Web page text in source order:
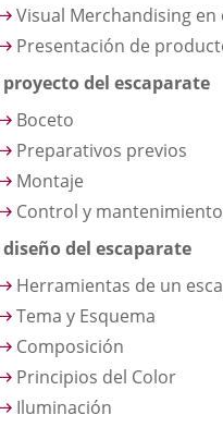
Visual Merchandising
Presentación de
proyecto del escaparate
Boceto
Preparativos previos
Montaje
Control y mantenimiento
diseño del escaparate
Herramientas de un
Tema y Esquema
Composición
Principios del Color
Iluminación